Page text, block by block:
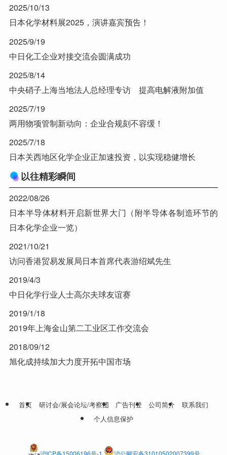
2025/10/13
日本化学材料展2025，演讲嘉宾预告！
2025/9/19
中日化工企业对接交流会圆满成功
2025/8/14
中央硝子上海当地法人总经理专访 提高电解液附加值
2025/7/19
两用物项管制新动向：企业合规刻不容缓！
2025/7/18
日本关西地区化学企业正加速投资，以实现稳健增长
以往精彩瞬间
2022/08/26
日本半导体材料开启新世界大门（附半导体各制造环节的
日本化学企业一览）
2021/10/21
访问香港贸易发展局日本首席代表游绍斌先生
2019/4/3
中日化学行业人士高尔夫球友谊赛
2019/1/18
2019年上海金山第二工业区工作交流会
2018/09/12
旭化成持续加大力度开拓中国市场
首页 研讨会/展会论坛/考察团 广告刊登 公司简介
联系我们
个人信息保护
沪ICP备15006196号-1 沪公网安备31010502007399号